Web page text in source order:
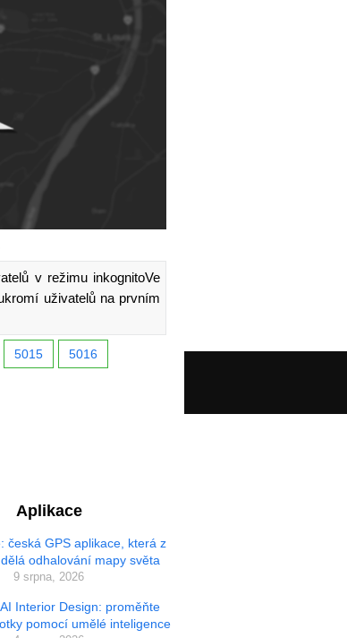
v režimu inkognitoVe
uživatelů na prvním
5015 5016
Aplikace
česká GPS aplikace, která z
odhalování mapy světa
9 srpna, 2026
Interior Design: proměňte
pomocí umělé inteligence